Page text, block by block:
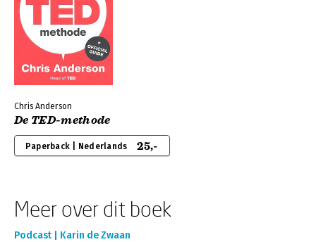
Chris Anderson
De TED-methode
Paperback | Nederlands 25,-
Meer over dit boek
Podcast | Karin de Zwaan